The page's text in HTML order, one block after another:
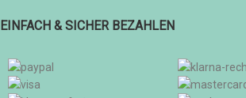
EINFACH & SICHER BEZAHLEN